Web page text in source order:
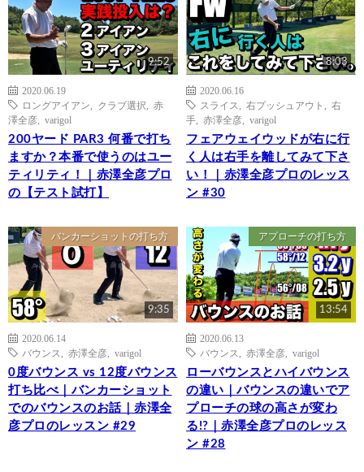
9:52
2020.06.19
ロングアイアン
クラブ選択
赤
澤全彦
varigol
200ヤード PAR3 何番で打ち
ますか？本番で使うのはユー
ティリティ！｜赤澤全彦プロ
の【テスト試打】
8:03
2020.06.16
スライス
右プッシュアウト
右
手
赤澤全彦 varigol
フェアウェイウッドが右に行
く人は右手を離してみて下さ
い！｜赤澤全彦プロのレッス
ン #30
バンカーショットの打ち方
9:35
2020.06.14
バウンス
赤澤全彦 varigol
0度バウンス vs 12度バウンス
打ち比べ｜バンカーショット
でのバウンスのお話｜赤澤全
彦プロのレッスン #29
アプローチの打ち方
13:54
2020.06.13
バウンス
赤澤全彦 varigol
ローバウンスとハイバウンス
の違い｜バウンスの違いでア
プローチの球の高さが変わ
る!?｜赤澤全彦プロのレッス
ン #28